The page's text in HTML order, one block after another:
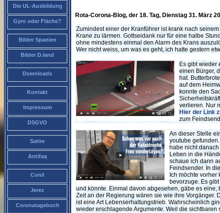
Die UL-Ausbildung
Gyro oder Fläche?
Bilder Spanien
Bilder D.land
Downloads
Kontakt
Impressum
DSGVO
Satire
Antifaq
Conil
Jerez
Coronatagebuch
Rota-Corona-Blog, der 18. Tag, Dienstag 31. März
Zumindest einer der Kranführer ist krank nach
Krane zu lärmen. Gottseidank nur für eine halbe
ohne mindestens einmal den Alarm des Krans
Wer nicht weiss, um was es geht, ich hatte gestern
Es gibt wieder
einen Bürger,
hat.
auf dem
konnte den
verlieren. Nur
Hier der Link
zum
An dieser Stelle
youtube
habe nicht
Leben in die
schaue ich dann
Feindsender. In
Ich möchte
bevorzuge. Es
und könnte. Einmal davon abgesehen, gäbe es eine,
Zeit an der Regierung wären sie wie ihre Vorgänger.
ist eine Art Lebenserhaltungstrieb. Wahrscheinlich
wieder erschlagende Argumente. Weil die sichtbaren